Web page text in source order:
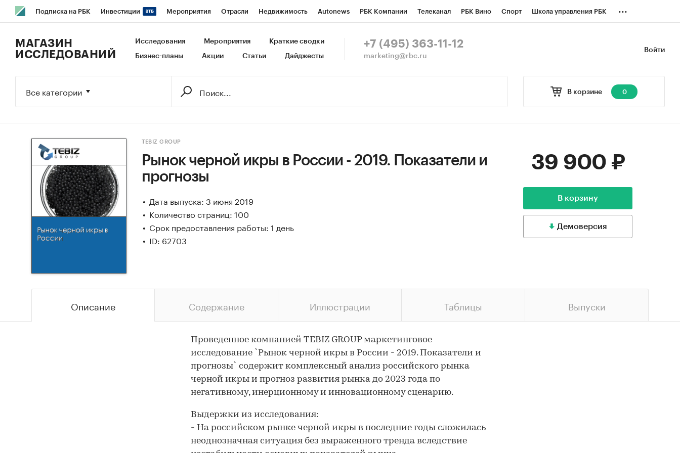
Подписка на РБК Инвестиции Мероприятия Отрасли Недвижимость Autonews РБК Компании Телеканал РБК Вино Спорт Школа управления РБК
Исследования Кредитные рейтинги Франшизы Газета Спецпроекты СПб Конференции СПб Спецпроекты
...
Войти
МАГАЗИН
ИССЛЕДОВАНИЙ
Исследования Мероприятия Краткие сводки
Бизнес-планы Акции Статьи Дайджесты
+7 (495) 363-11-12
marketing@rbc.ru
В корзине 0
Все категории
TEBIZ GROUP
Рынок черной икры в России - 2019. Показатели и
прогнозы
Дата выпуска: 3 июня 2019
Количество страниц: 100
Срок предоставления работы: 1 день
ID: 62703
39 900 ₽
В корзину
Демоверсия
Описание Содержание Иллюстрации Таблицы Выпуски
Проведенное компанией TEBIZ GROUP маркетинговое
исследование `Рынок черной икры в России - 2019. Показатели и
прогнозы` содержит комплексный анализ российского рынка
черной икры и прогноз развития рынка до 2023 года по
негативному, инерционному и инновационному сценарию.
Выдержки из исследования:
- На российском рынке черной икры в последние годы сложилась
неоднозначная ситуация без выраженного тренда вследствие